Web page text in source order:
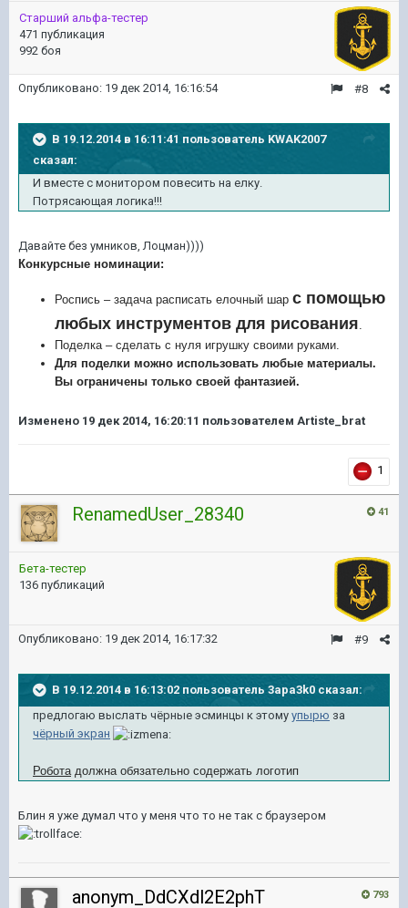
Старший альфа-тестер
471 публикация
992 боя
#8
Опубликовано: 19 дек 2014, 16:16:54
В 19.12.2014 в 16:11:41 пользователь KWAK2007
сказал:
И вместе с монитором повесить на елку.
Потрясающая логика!!!
Давайте без умников, Лоцман))))
Конкурсные номинации:
Роспись – задача расписать елочный шар с помощью
любых инструментов для рисования.
Поделка – сделать с нуля игрушку своими руками.
Для поделки можно использовать любые материалы.
Вы ограничены только своей фантазией.
Изменено 19 дек 2014, 16:20:11 пользователем Artiste_brat
1
41
RenamedUser_28340
Бета-тестер
136 публикаций
#9
Опубликовано: 19 дек 2014, 16:17:32
В 19.12.2014 в 16:13:02 пользователь 3apa3k0 сказал:
предлогаю выслать чёрные эсминцы к этому упырю за
чёрный экран
Робота должна обязательно содержать логотип
Блин я уже думал что у меня что то не так с браузером
793
anonym_DdCXdl2E2phT